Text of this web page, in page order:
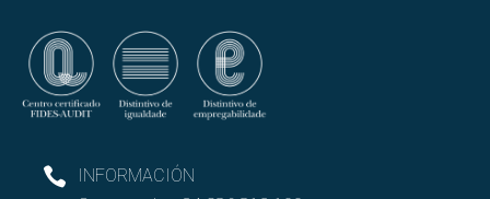
INFORMACIÓN